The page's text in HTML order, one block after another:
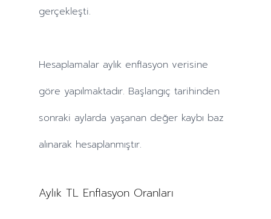
gerçekleşti.
Hesaplamalar aylık enflasyon verisine
göre yapılmaktadır. Başlangıç tarihinden
sonraki aylarda yaşanan değer kaybı baz
alınarak hesaplanmıştır.
Aylık TL Enflasyon Oranları